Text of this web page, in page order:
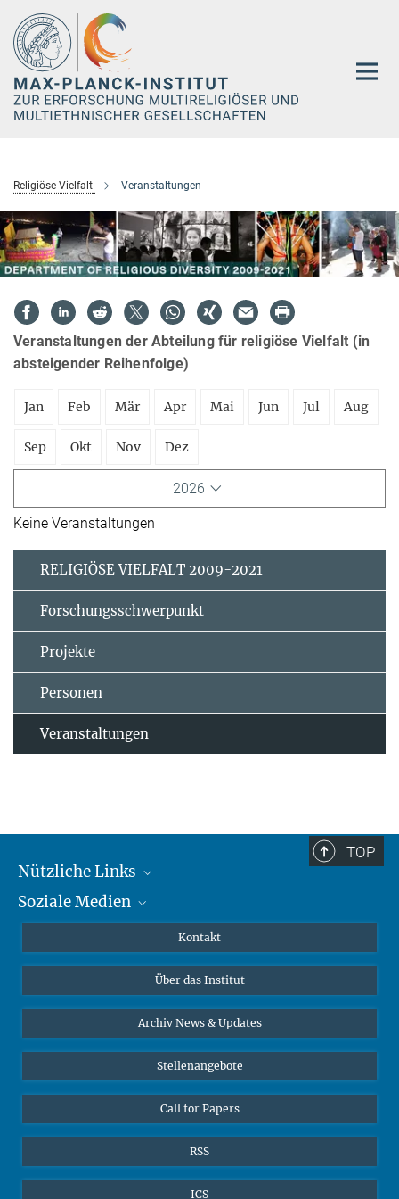
Hauptinhalt
Religiöse Vielfalt Veranstaltungen
Veranstaltungen der Abteilung für religiöse Vielfalt (in
absteigender Reihenfolge)
Jan Feb Mär Apr Mai Jun Jul Aug
Sep Okt Nov Dez
2026
Keine Veranstaltungen
RELIGIÖSE VIELFALT 2009-2021
Forschungsschwerpunkt
Projekte
Personen
Veranstaltungen
TOP
Nützliche Links
MMG Alumni Corner
Online-Vorträge
Interviews zum Thema "Diversity"
Soziale Medien
Bluesky
Kontakt
Über das Institut
Archiv News & Updates
Stellenangebote
Call for Papers
RSS
ICS